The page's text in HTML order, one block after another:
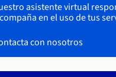
asistente virtual
en el uso de tus
con nosotros